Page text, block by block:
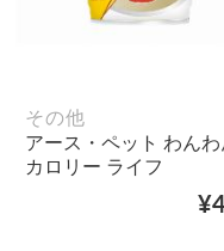
その他
アース・ペット わんわ
カロリー ライフ